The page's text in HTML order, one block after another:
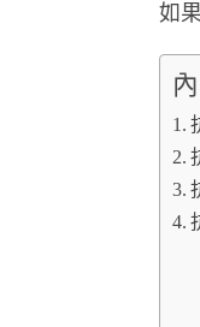
如